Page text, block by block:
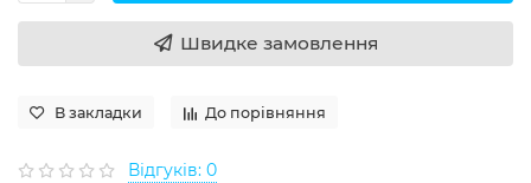
Швидке замовлення
В закладки До порівняння
Відгуків: 0